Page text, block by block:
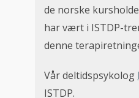
de norske
har vært i ISTDP-
denne
Vår deltidspsykolog
ISTDP.